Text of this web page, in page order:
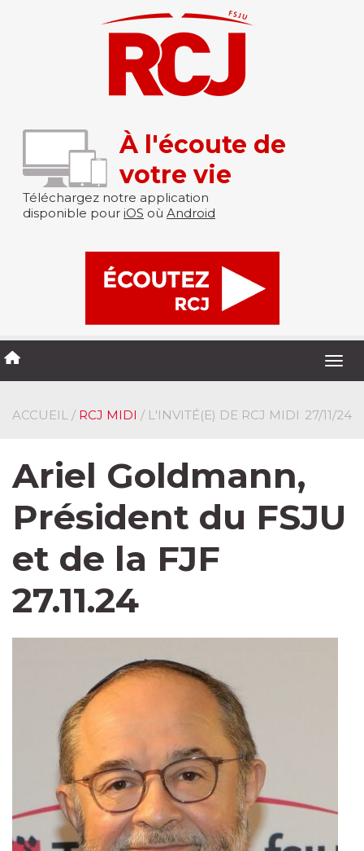
À l'écoute de
votre vie
Téléchargez notre application
disponible pour iOS où Android
ACCUEIL / RCJ MIDI / L'INVITÉ(E) DE RCJ MIDI 27/11/24
Ariel Goldmann,
Président du FSJU
et de la FJF
27.11.24